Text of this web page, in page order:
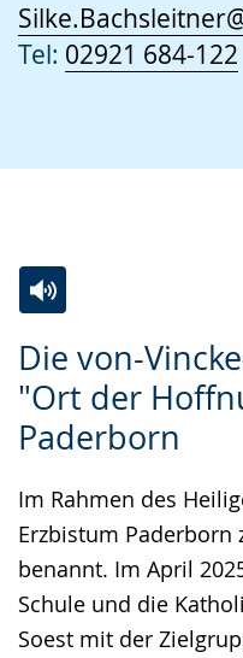
Tel: 02921 684-122
Die von-
"Ort der
Paderborn
Im Rahmen des
Erzbistum
benannt. Im April
Schule und die
Soest mit der
Leichten
Sprache
wechseln.
Audio-
Unterstützung.
Video
in
Deutscher
wird
angezeigt.